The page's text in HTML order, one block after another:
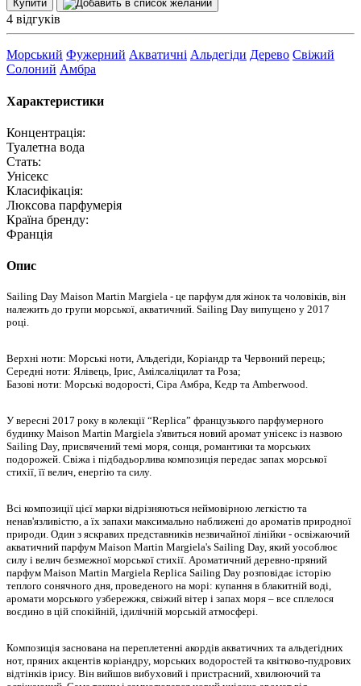
Купити
4 відгуків
Морський Фужерний Акватичні Альдегіди Дерево Свіжий
Солоний Амбра
Характеристики
Концентрація:
Туалетна вода
Стать:
Унісекс
Класифікація:
Люксова парфумерія
Країна бренду:
Франція
Опис
Sailing Day Maison Martin Margiela - це парфум для жінок та чоловіків, він
належить до групи морської, акватичний. Sailing Day випущено у 2017
році.
Верхні ноти: Морські ноти, Альдегіди, Коріандр та Червоний перець;
Середні ноти: Ялівець, Ірис, Амілсаліцилат та Роза;
Базові ноти: Морські водорості, Сіра Амбра, Кедр та Amberwood.
У вересні 2017 року в колекції “Replica” французького парфумерного
будинку Maison Martin Margiela з'явиться новий аромат унісекс із назвою
Sailing Day, присвячений темі моря, сонця, романтики та морських
подорожей. Свіжа і підбадьорлива композиція передає запах морської
стихії, її велич, енергію та силу.
Всі композиції цієї марки відрізняються неймовірною легкістю та
ненав'язливістю, а їх запахи максимально наближені до ароматів природної
природи. Один з яскравих представників незвичайної лінійки - освіжаючий
акватичний парфум Maison Martin Margiela's Sailing Day, який уособлює
силу і велич безмежної морської стихії. Ароматичний деревно-пряний
парфум Maison Martin Margiela Replica Sailing Day розповідає історію
теплого сонячного дня, проведеного на морі: купання в блакитній воді,
аромати морського узбережжя, свіжий вітер і запах моря – все сплелося
воєдино в цій спокійній, ідилічній морській атмосфері.
Композиція заснована на переплетенні акордів акватичних та альдегідних
нот, пряних акцентів коріандру, морських водоростей та квітково-пудрових
відтінків ірису. Він вийшов вибуховий і пристрасний, хвилюючий та